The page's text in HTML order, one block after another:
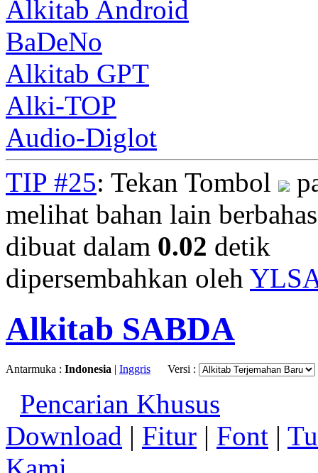
Alkitab Android
BaDeNo
Alkitab GPT
Alki-TOP
Audio-Diglot
TIP #25: Tekan Tombol
melihat bahan lain
dibuat dalam 0.02 detik
dipersembahkan oleh
Alkitab SABDA
Antarmuka : Indonesia | Inggris Versi :
Pencarian Khusus
Download | Fitur | Font |